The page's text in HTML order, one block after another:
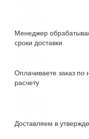
Менеджер
сроки доставки
Оплачиваете заказ
расчету
Доставляем в